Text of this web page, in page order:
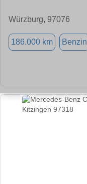
Würzburg, 97076
186.000 km Benzin